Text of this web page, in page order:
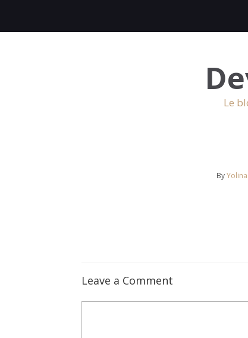
Le
ByYolina
Leave a Comment